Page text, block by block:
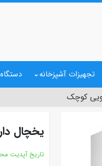
تجهیزات آشپزخانه
کوچک
یخچال
تاریخ آپدیت